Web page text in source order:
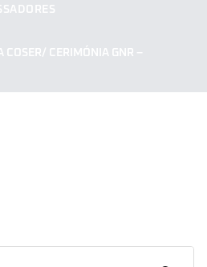
COSER/ CERIMÓNIA GNR –